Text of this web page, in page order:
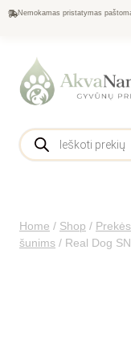
Nemokamas pristatymas
Home / Shop /
šunims / Real Dog